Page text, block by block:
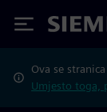
Siemens
Ova se
Umjesto toga,